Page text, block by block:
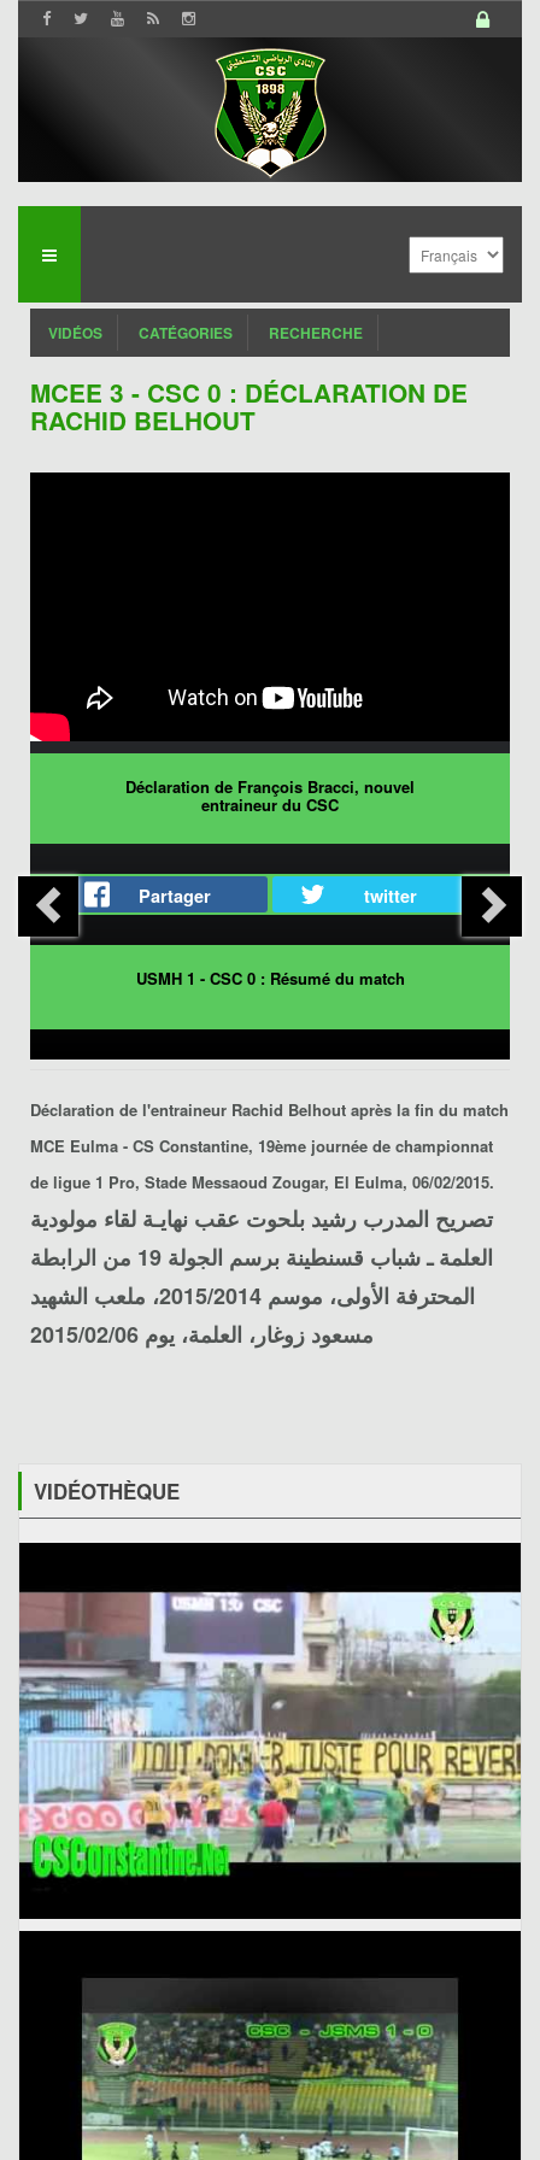
VIDÉOS CATÉGORIES RECHERCHE
MCEE 3 - CSC 0 : DÉCLARATION DE
RACHID BELHOUT
Déclaration de François Bracci, nouvel
entraineur du CSC
Partager twitter
USMH 1 - CSC 0 : Résumé du match
Déclaration de l'entraineur Rachid Belhout après la fin du match
MCE Eulma - CS Constantine, 19ème journée de championnat
de ligue 1 Pro, Stade Messaoud Zougar, El Eulma, 06/02/2015.
تصريح المدرب رشيد بلحوت عقب نهايـة لقاء مولودية
العلمة ـ شباب قسنطينة
برسم الجولة 19 من الرابطة
المحترفة الأولى، موسم 2015/2014، ملعب الشهيد
مسعود زوغار، العلمة، يوم 2015/02/06
VIDÉOTHÈQUE